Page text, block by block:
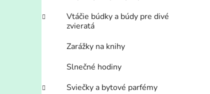
Vtáčie búdky a búdy pre divé
zvieratá
Zarážky na knihy
Slnečné hodiny
Sviečky a bytové parfémy